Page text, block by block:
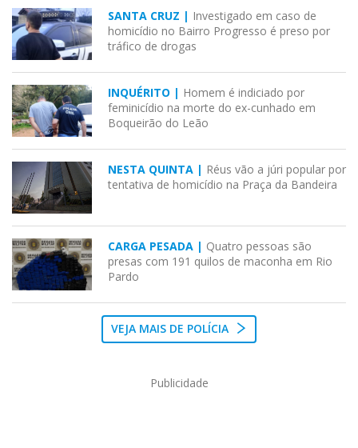
SANTA CRUZ | Investigado em caso de
homicídio no Bairro Progresso é preso por
tráfico de drogas
INQUÉRITO | Homem é indiciado por
feminicídio na morte do ex-cunhado em
Boqueirão do Leão
NESTA QUINTA | Réus vão a júri popular por
tentativa de homicídio na Praça da Bandeira
CARGA PESADA | Quatro pessoas são
presas com 191 quilos de maconha em Rio
Pardo
VEJA MAIS DE POLÍCIA
Publicidade